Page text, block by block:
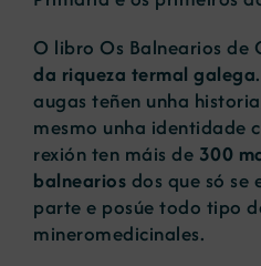
O libro Os Balnearios de
da riqueza termal galega
augas teñen unha
mesmo unha identidade
rexión ten máis de 300
balnearios dos que só se
parte e posúe todo tipo
mineromedicinales.